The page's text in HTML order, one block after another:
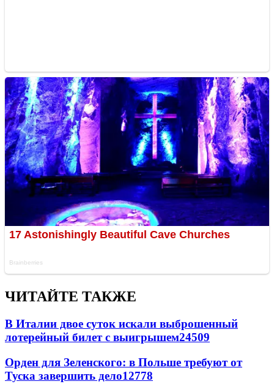
ЧИТАЙТЕ ТАКЖЕ
В Италии двое суток искали выброшенный
лотерейный билет с выигрышем24509
Орден для Зеленского: в Польше требуют от
Туска завершить дело12778